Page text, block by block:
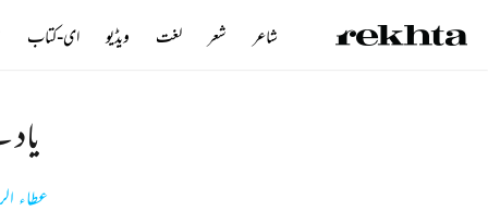
عطاء
شاعر شعر لغت ویڈیو ای-کتاب